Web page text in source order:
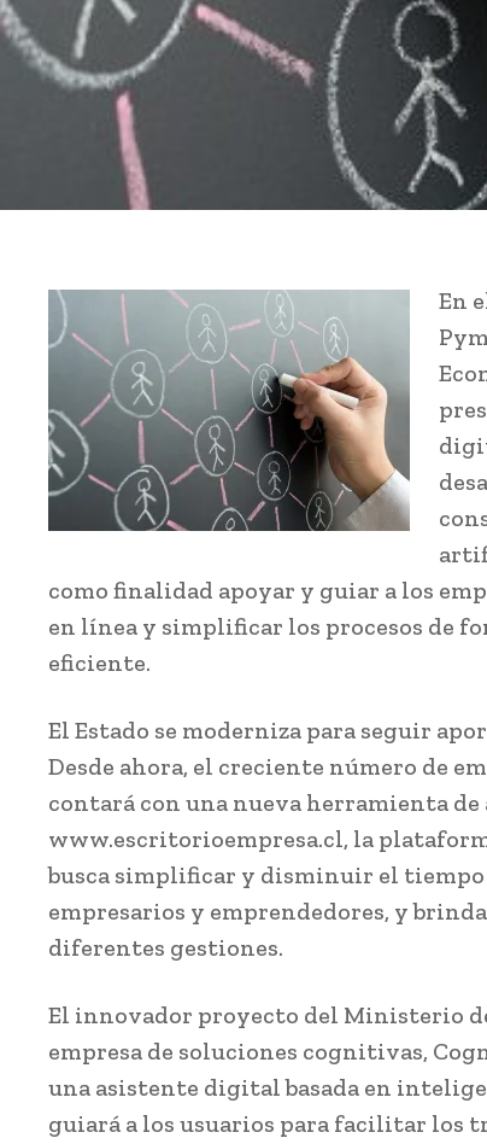
En
como finalidad apoyar y guiar a los
en línea y simplificar los procesos de
eficiente.
El Estado se moderniza para seguir
Desde ahora, el creciente número de
contará con una nueva herramienta de
www.escritorioempresa.cl, la
busca simplificar y disminuir el tiempo
empresarios y emprendedores, y
diferentes gestiones.
El innovador proyecto del Ministerio
empresa de soluciones cognitivas,
una asistente digital basada en
guiará a los usuarios para facilitar los